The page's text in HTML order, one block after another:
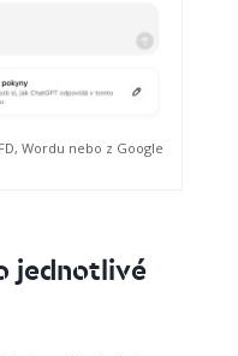
Wordu nebo z Google
jednotlivé